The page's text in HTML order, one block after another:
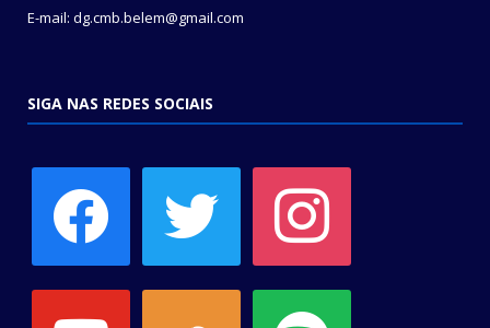
E-mail: dg.cmb.belem@gmail.com
SIGA NAS REDES SOCIAIS